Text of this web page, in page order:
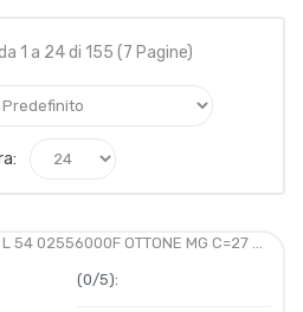
1 a 24 di 155 (7 Pagine)
(0/5):